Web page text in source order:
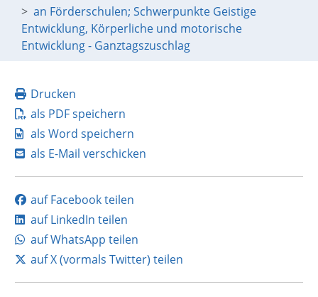
an Förderschulen; Schwerpunkte Geistige
Entwicklung, Körperliche und motorische
Entwicklung - Ganztagszuschlag
Drucken
als PDF speichern
als Word speichern
als E-Mail verschicken
auf Facebook teilen
auf LinkedIn teilen
auf WhatsApp teilen
auf X (vormals Twitter) teilen